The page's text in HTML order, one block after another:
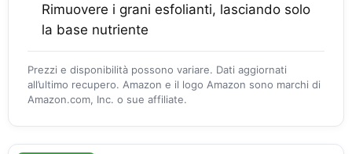
Rimuovere i grani esfolianti, lasciando solo
la base nutriente
Prezzi e disponibilità possono variare. Dati aggiornati
all’ultimo recupero. Amazon e il logo Amazon sono marchi di
Amazon.com, Inc. o sue affiliate.